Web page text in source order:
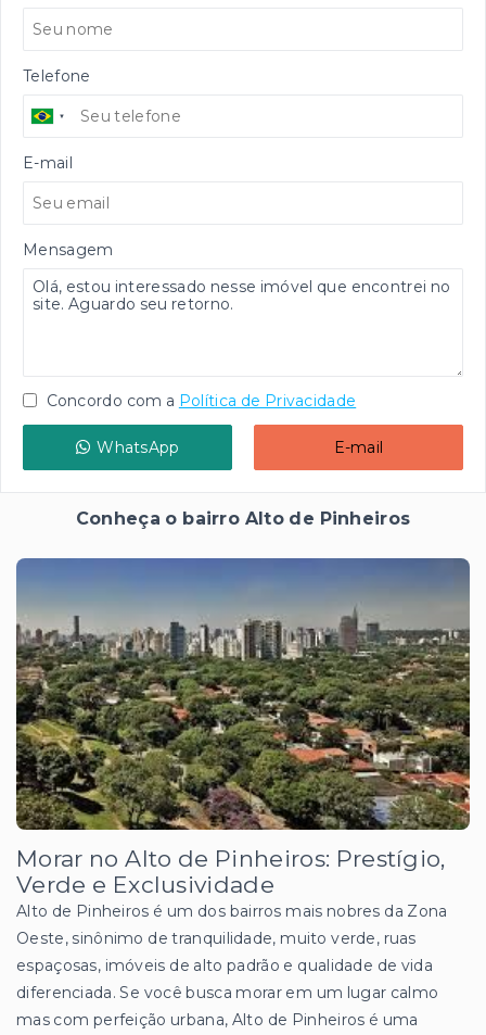
Telefone
E-mail
Mensagem
Concordo com a Política de Privacidade
WhatsApp E-mail
Conheça o bairro Alto de Pinheiros
Morar no Alto de Pinheiros: Prestígio,
Verde e Exclusividade
Alto de Pinheiros é um dos bairros mais nobres da Zona
Oeste, sinônimo de tranquilidade, muito verde, ruas
espaçosas, imóveis de alto padrão e qualidade de vida
diferenciada. Se você busca morar em um lugar calmo
mas com perfeição urbana, Alto de Pinheiros é uma